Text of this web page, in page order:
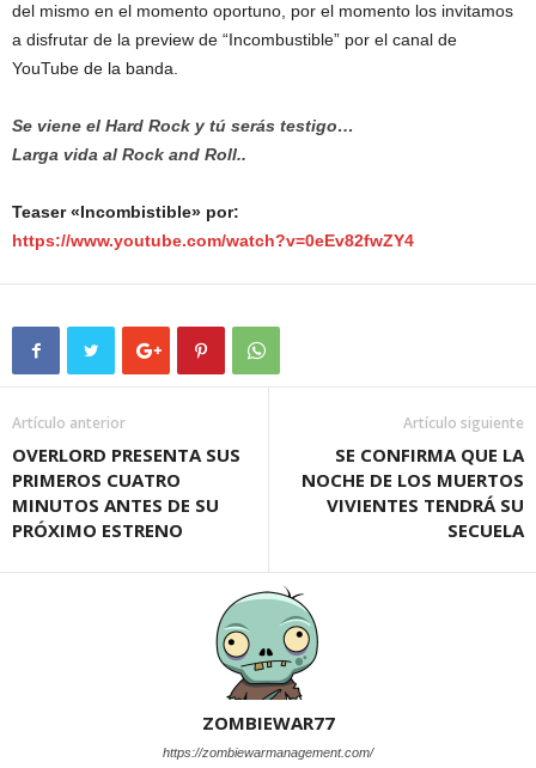
del mismo en el momento oportuno, por el momento los invitamos
a disfrutar de la preview de “Incombustible” por el canal de
YouTube de la banda.
Se viene el Hard Rock y tú serás testigo…
Larga vida al Rock and Roll..
Teaser «Incombistible» por:
https://www.youtube.com/watch?v=0eEv82fwZY4
Artículo anterior
OVERLORD PRESENTA SUS
PRIMEROS CUATRO
MINUTOS ANTES DE SU
PRÓXIMO ESTRENO
Artículo siguiente
SE CONFIRMA QUE LA
NOCHE DE LOS MUERTOS
VIVIENTES TENDRÁ SU
SECUELA
ZOMBIEWAR77
https://zombiewarmanagement.com/